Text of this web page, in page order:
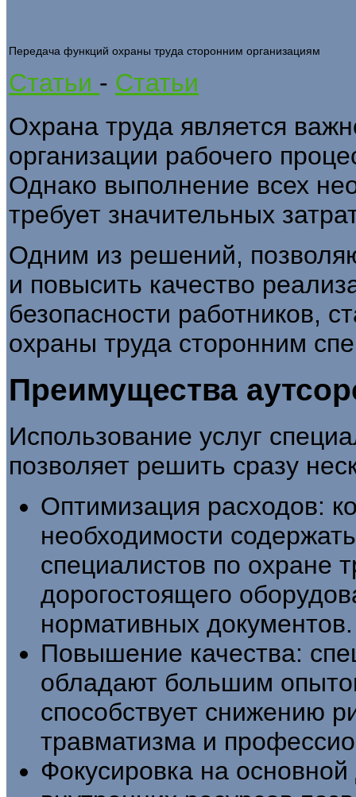
Передача функций охраны труда сторонним организациям
Статьи - Статьи
Охрана труда является
организации рабочего
Однако выполнение всех
требует значительных
Одним из решений,
и повысить качество
безопасности работников,
охраны труда сторонним
Преимущества
Использование услуг
позволяет решить сразу
Оптимизация расходов:
необходимости
специалистов по охране
дорогостоящего
нормативных документов.
Повышение качества:
обладают большим
способствует снижению
травматизма и
Фокусировка на